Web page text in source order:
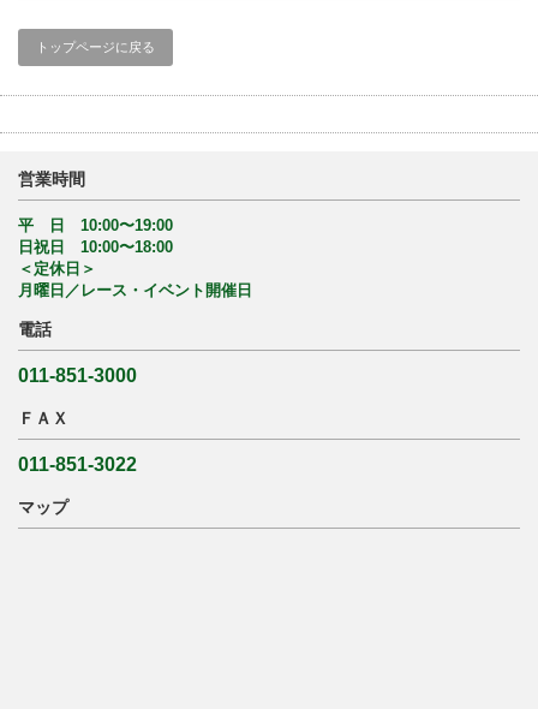
トップページに戻る
営業時間
平 日 10:00〜19:00
日祝日 10:00〜18:00
＜定休日＞
月曜日／レース・イベント開催日
電話
011-851-3000
ＦＡＸ
011-851-3022
マップ